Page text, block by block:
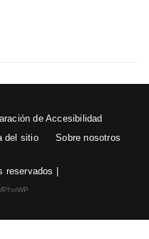
de Accesibilidad
del sitio Sobre nosotros
reservados |